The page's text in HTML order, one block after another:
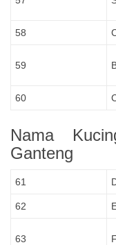
58
59
60
Nama
Ganteng
61
62
63